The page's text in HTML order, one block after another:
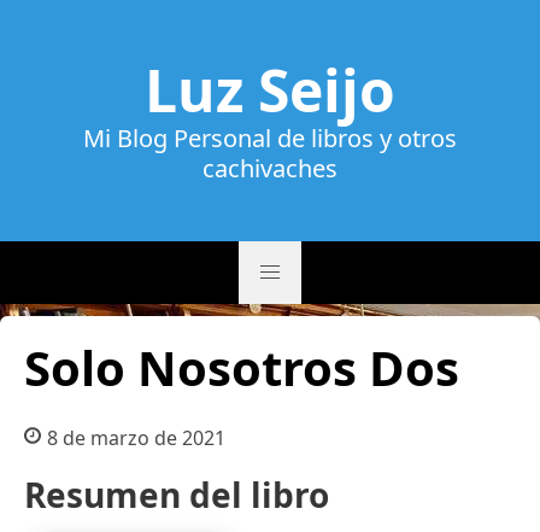
Luz Seijo
Mi Blog Personal de libros y otros
cachivaches
Solo Nosotros Dos
8 de marzo de 2021
Resumen del libro